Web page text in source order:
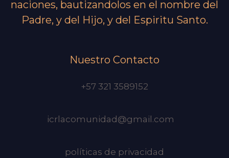
naciones, bautizandolos en el nombre del
Padre, y del Hijo, y del Espiritu Santo.
Nuestro Contacto
+57 321 3589152
icrlacomunidad@gmail.com
políticas de privacidad